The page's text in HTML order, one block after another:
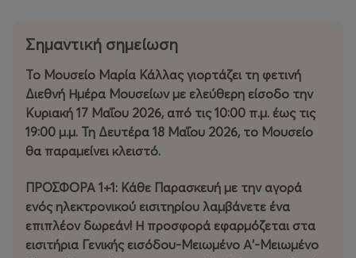
Σημαντική σημείωση
Το Μουσείο Μαρία Κάλλας γιορτάζει τη φετινή
Διεθνή Ημέρα Μουσείων με ελεύθερη είσοδο την
Κυριακή 17 Μαΐου 2026, από τις 10:00 π.μ. έως τις
19:00 μ.μ. Τη Δευτέρα 18 Μαΐου 2026, το Μουσείο
θα παραμείνει κλειστό.
ΠΡΟΣΦΟΡΑ 1+1: Κάθε Παρασκευή με την αγορά
ενός ηλεκτρονικού εισιτηρίου λαμβάνετε ένα
επιπλέον δωρεάν! Η προσφορά εφαρμόζεται στα
εισιτήρια Γενικής εισόδου-Μειωμένο Α'-Μειωμένο